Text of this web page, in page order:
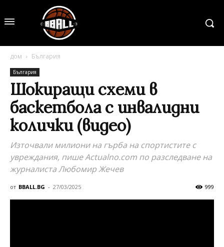
дом България
България
Шокиращи схеми в
баскетбола с инвалидни
колички (видео)
Източвали милиони на гърба на спортистите с
увреждания, пише Аctualno.com по разследване на
журналиста Любомир Жечев
от BBALL.BG - 27/03/2025 999